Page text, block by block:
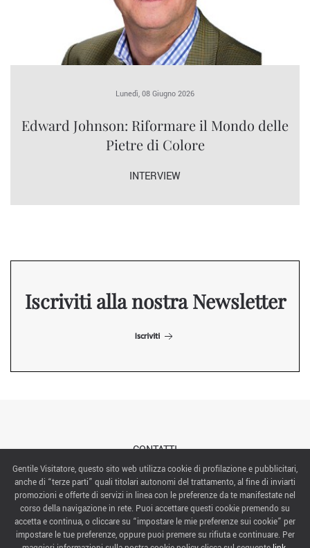
Lunedì, 08 Giugno 2026
Edward Johnson: Riformare il Mondo delle
Pietre di Colore
INTERVIEW
Iscriviti alla nostra Newsletter
Iscriviti
CONTATTI
ABOUT US
ITALIAN EXHIBITION GROUP SpA All rights reserved
Via Emilia 155, 47921 Rimini,
CF/PI 00139440408, Registro Imprese: Rimini P.I e n. Reg. Imprese 00139440408, Capitale Sociale
Gentile Visitatore, questo sito web utilizza cookie di profilazione e pubblicitari,
anche di “terze parti” quali titolari autonomi del trattamento, al fine di inviarti
promozioni e offerte di servizi in linea con le preferenze da te manifestate nel
corso della navigazione in rete. Puoi accettare questi cookie premendo su
accetta e continua, o cliccare su “impostare le mie preferenze sui cookie” per
impostare le tue preferenze, oppure puoi premere su rifiuta e continuare. Per